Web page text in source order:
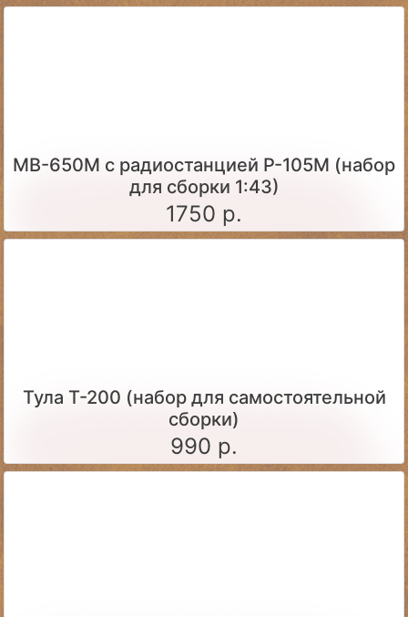
МВ-650М с радиостанцией Р-105М (набор
для сборки 1:43)
1750 р.
Тула Т-200 (набор для самостоятельной
сборки)
990 р.